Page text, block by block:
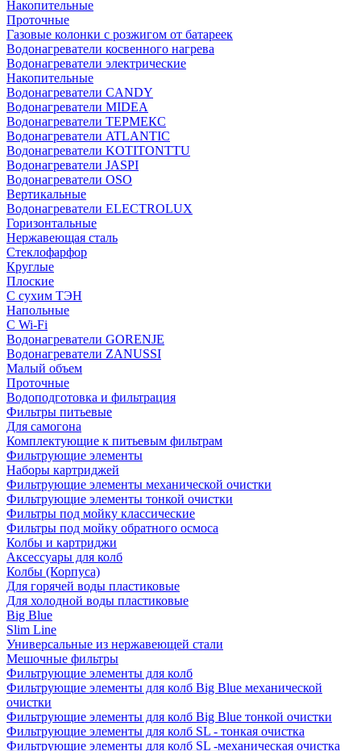
Накопительные
Проточные
Газовые колонки с розжигом от батареек
Водонагреватели косвенного нагрева
Водонагреватели электрические
Накопительные
Водонагреватели CANDY
Водонагреватели MIDEA
Водонагреватели ТЕРМЕКС
Водонагреватели ATLANTIC
Водонагреватели KOTITONTTU
Водонагреватели JASPI
Водонагреватели OSO
Вертикальные
Водонагреватели ELECTROLUX
Горизонтальные
Нержавеющая сталь
Стеклофарфор
Круглые
Плоские
С сухим ТЭН
Напольные
С Wi-Fi
Водонагреватели GORENJE
Водонагреватели ZANUSSI
Малый объем
Проточные
Водоподготовка и фильтрация
Фильтры питьевые
Для самогона
Комплектующие к питьевым фильтрам
Фильтрующие элементы
Наборы картриджей
Фильтрующие элементы механической очистки
Фильтрующие элементы тонкой очистки
Фильтры под мойку классические
Фильтры под мойку обратного осмоса
Колбы и картриджи
Аксессуары для колб
Колбы (Корпуса)
Для горячей воды пластиковые
Для холодной воды пластиковые
Big Blue
Slim Line
Универсальные из нержавеющей стали
Мешочные фильтры
Фильтрующие элементы для колб
Фильтрующие элементы для колб Big Blue механической
очистки
Фильтрующие элементы для колб Big Blue тонкой очистки
Фильтрующие элементы для колб SL - тонкая очистка
Фильтрующие элементы для колб SL -механическая очистка